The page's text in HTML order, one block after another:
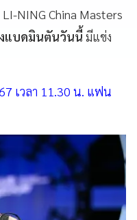
NING China Masters
แบดมินตันวันนี้ มีแข่ง
เวลา 11.30 น. แฟน